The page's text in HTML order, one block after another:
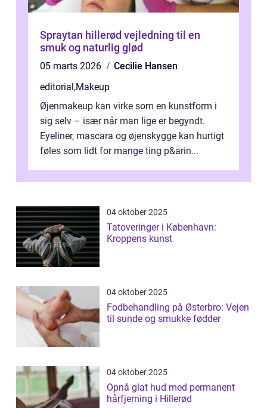
Spraytan hillerød vejledning til en
smuk og naturlig glød
05 marts 2026
Cecilie Hansen
editorial,Makeup
Øjenmakeup kan virke som en kunstform i
sig selv – især når man lige er begyndt.
Eyeliner, mascara og øjenskygge kan hurtigt
føles som lidt for mange ting p&arin...
04 oktober 2025
Tatoveringer i København:
Kroppens kunst
04 oktober 2025
Fodbehandling på Østerbro: Vejen
til sunde og smukke fødder
04 oktober 2025
Opnå glat hud med permanent
hårfjerning i Hillerød